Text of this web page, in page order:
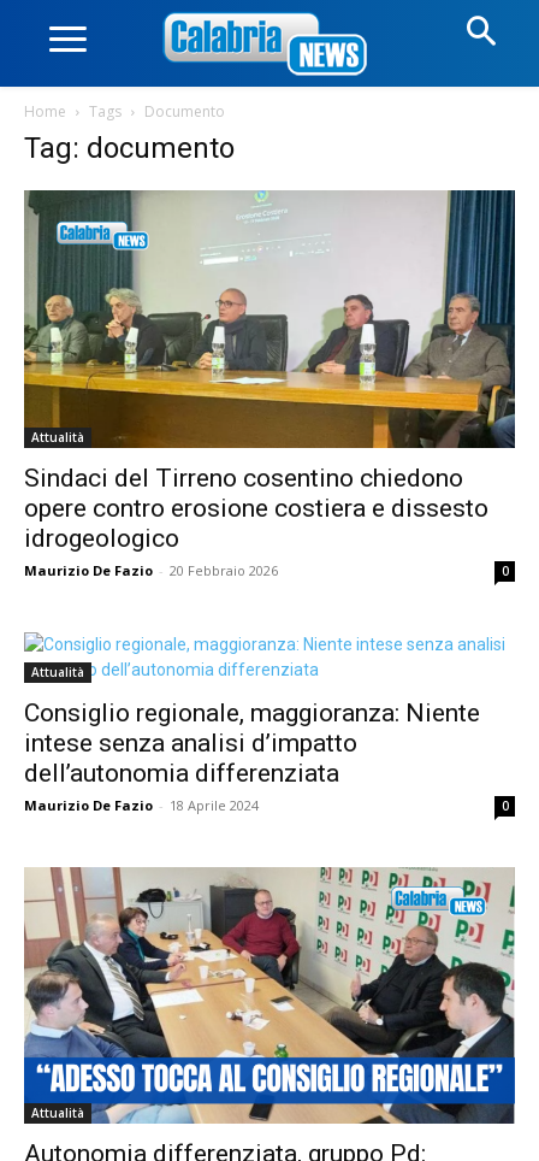
Home Tags Documento
Tag: documento
Attualità
Sindaci del Tirreno cosentino chiedono
opere contro erosione costiera e dissesto
idrogeologico
Maurizio De Fazio - 20 Febbraio 2026 0
Attualità
Consiglio regionale, maggioranza: Niente
intese senza analisi d’impatto
dell’autonomia differenziata
Maurizio De Fazio - 18 Aprile 2024 0
Attualità
Autonomia differenziata, gruppo Pd: